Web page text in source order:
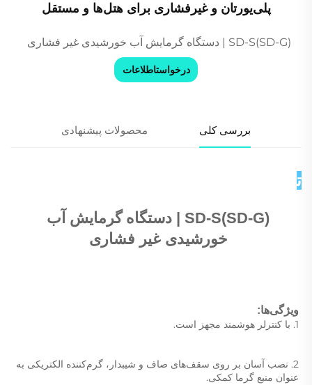
پلی‌یورتان و غیرفشاری برای هتل‌ها و مستقل
SD-S(SD-G) | دستگاه گرمایش آب خورشیدی غیر فشاری
درخواستاطلاعات
بررسی کلی محصولات پیشنهادی
توضیحات محصول
خورشیدی غیر فشاری
ویژگی‌ها:
1. با کنترلر هوشمند مجهز است.
عنوان منبع گرما کمکی.